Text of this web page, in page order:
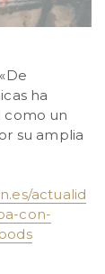
ha
como un
su amplia
actualid
con-